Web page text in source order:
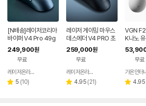
[N배송]레이저코리아
바이퍼 V4 Pro 49g
초경량 무선 게이밍 마
우스 바브사 [오늘주문
내일도착]
249,900원
무료
레이저온라인스토어
별 5 리
(10)
레이저 게이밍 마우스
데스에더 V4 PRO 초
경량 FPS 프로 무선 마
우스
259,000원
무료
레이저온라인스토어
별 4.95 리
(21)
VGN
K나노
게이밍
무료
별 4.95